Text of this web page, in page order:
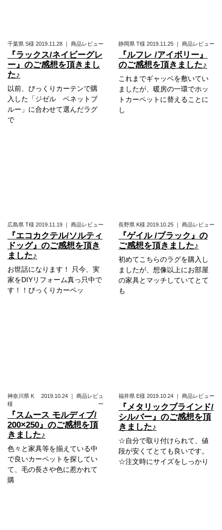
千葉県 S様 2019.11.28 ｜ 商品レビュー
『ラックス/ネイビーグレ
ー』のご感想を頂きまし
た♪
以前、びっくりカーテンで購
入した「ジゼル ベネットブ
ルー」に合わせて選んだラグ
で
静岡県 T様 2019.11.25 ｜ 商品レビュー
『ルフレ /アイボリー』
のご感想を頂きました♪
これまでギャッベを敷いてい
ましたが、暖房の一環でホッ
トカーペットに替えることに
し
広島県 T様 2019.11.19 ｜ 商品レビュー
『エコカクテル/ソルティ
ドッグ』のご感想を頂き
ました♪
お世話になります！ 只今、実
家をDIYリフォーム真っ只中で
す！！びっくりカーペッ
長野県 K様 2019.10.25 ｜ 商品レビュー
『ゲイル /ブラック』の
ご感想を頂きました♪
初めてこちらのラグを購入し
ましたが、想像以上にお部屋
の家具とマッチしていてとて
も
神奈川県 K
様
2019.10.24 ｜ 商品レビュ
ー
『スムース モルディブ/
200×250』のご感想を頂
きました♪
色々と家具等を揃えている中
で良いカーペットを探してい
て、毛の長さや色に惹かれて
購
福井県 E様 2019.10.24 ｜ 商品レビュー
『メタリックブラインド/
シルバー』のご感想を頂
きました♪
☆自分で取り付けられて、値
段が安くてとても良いです。
☆注文時にサイズをしっかり